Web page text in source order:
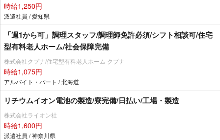
時給1,250円
派遣社員 / 愛知県
「週1から可」調理スタッフ/調理師免許必須/シフト相談可/住宅
型有料老人ホーム/社会保障完備
株式会社クプナ/住宅型有料老人ホーム クプナ
時給1,075円
アルバイト・パート / 北海道
リチウムイオン電池の製造/寮完備/日払い/工場・製造
株式会社ライオン社
時給1,600円
派遣社員 / 神奈川県